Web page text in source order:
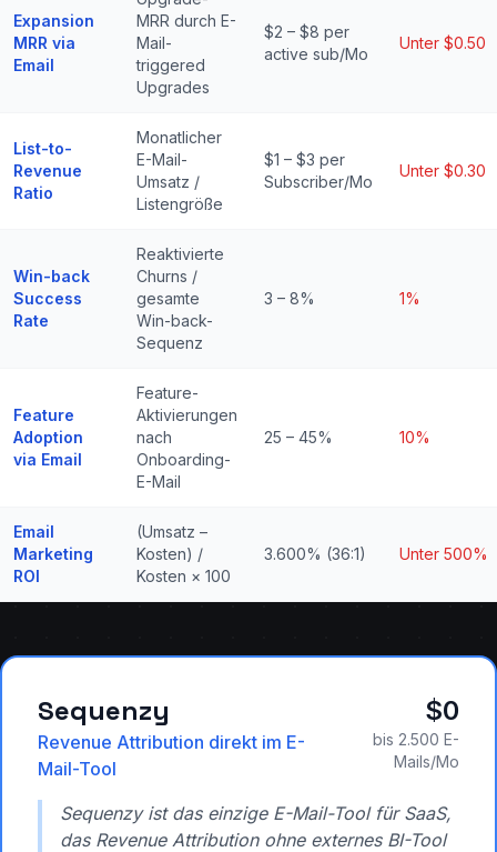
Expansion
MRR via
Email
MRR durch E-
Mail-
triggered
Upgrades
$2 – $8 per
active sub/Mo
Unter $0.50
List-to-
Revenue
Ratio
Monatlicher
E-Mail-
Umsatz /
Listengröße
$1 – $3 per
Subscriber/Mo
Unter $0.30
Win-back
Success
Rate
Reaktivierte
Churns /
gesamte
Win-back-
Sequenz
3 – 8% 1%
Feature
Adoption
via Email
Feature-
Aktivierungen
nach
Onboarding-
E-Mail
25 – 45% 10%
Email
Marketing
ROI
(Umsatz –
Kosten) /
Kosten × 100
3.600% (36:1) Unter 500%
Sequenzy
Revenue Attribution direkt im E-
Mail-Tool
$0
bis 2.500 E-
Mails/Mo
Sequenzy ist das einzige E-Mail-Tool für SaaS,
das Revenue Attribution ohne externes BI-Tool